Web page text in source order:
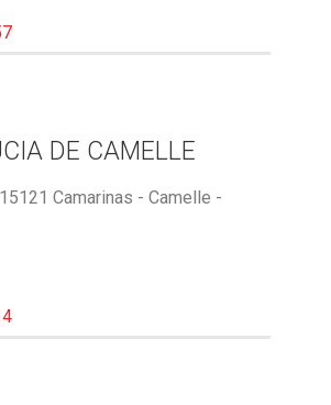
DE CAMELLE
Camarinas - Camelle -